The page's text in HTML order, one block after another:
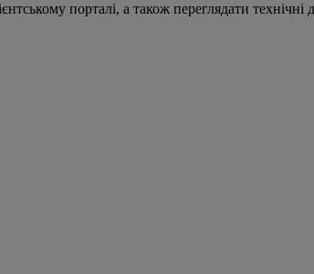
порталі, а також переглядати